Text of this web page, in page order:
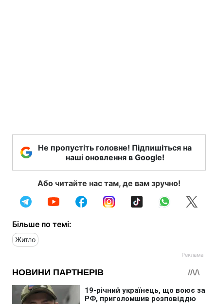
Не пропустіть головне! Підпишіться на
наші оновлення в Google!
Або читайте нас там, де вам зручно!
Більше по темі:
Житло